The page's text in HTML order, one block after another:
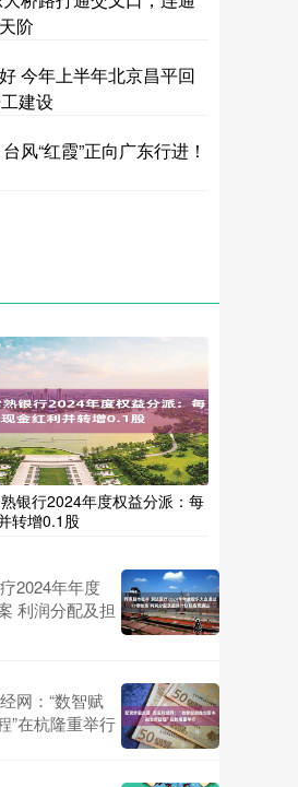
阶
今年上半年北京昌平回
建设
风“红霞”正向广东行进！
银行2024年度权益分派：每
转增0.1股
2024年年度
利润分配及担
网：“数智赋
”在杭隆重举行